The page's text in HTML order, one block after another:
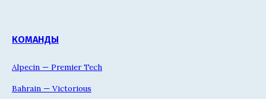
КОМАНДЫ
Alpecin — Premier Tech
Bahrain — Victorious